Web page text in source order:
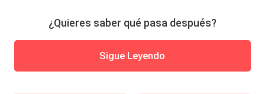
¿Quieres saber qué pasa después?
Sigue Leyendo